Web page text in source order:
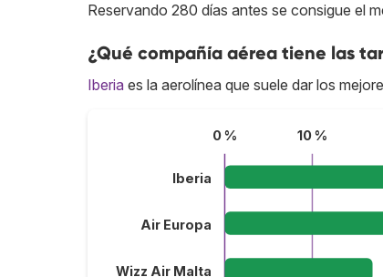
Reservando 280 días antes se consigue el
¿Qué compañía aérea tiene las
Iberia es la aerolínea que suele dar los
0 % 10 %
Iberia
Air Europa
Wizz Air Malta